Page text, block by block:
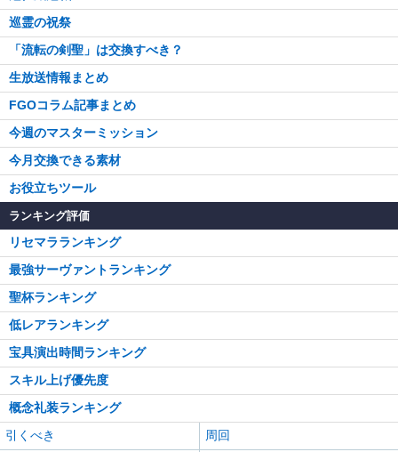
巡霊の祝祭
「流転の剣聖」は交換すべき？
生放送情報まとめ
FGOコラム記事まとめ
今週のマスターミッション
今月交換できる素材
お役立ちツール
ランキング評価
リセマラランキング
最強サーヴァントランキング
聖杯ランキング
低レアランキング
宝具演出時間ランキング
スキル上げ優先度
概念礼装ランキング
引くべき
周回